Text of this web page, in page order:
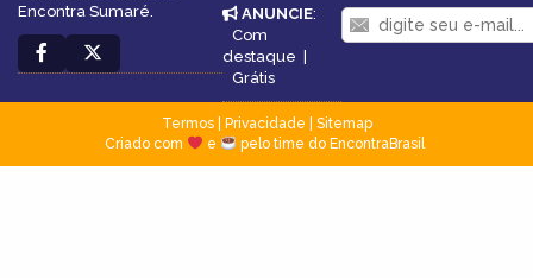
Encontra Sumaré.
ANUNCIE:
Com
destaque |
Grátis
Termos| Privacidade
Sitemap
Criado com
e pelo time do EncontraBrasil